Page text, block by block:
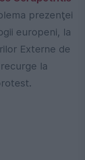
prezenţei
europeni, la
Externe de
la